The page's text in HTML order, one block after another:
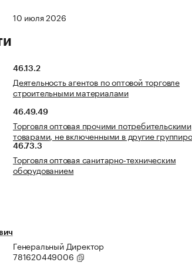
10 июля 2026
46.13.2
Деятельность агентов по оптовой торговле
строительными материалами
46.49.49
Торговля оптовая прочими потребительскими
товарами, не включенными в другие
46.73.3
Торговля оптовая санитарно-техническим
оборудованием
Генеральный Директор
781620449006